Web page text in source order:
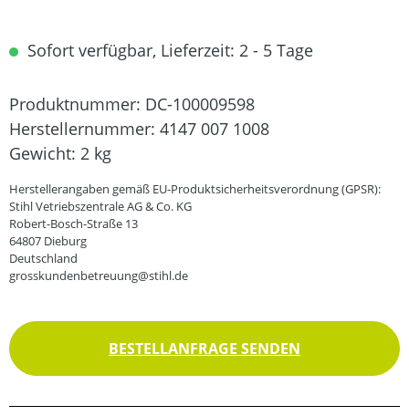
Sofort verfügbar, Lieferzeit: 2 - 5 Tage
Produktnummer: DC-100009598
Herstellernummer: 4147 007 1008
Gewicht: 2 kg
Herstellerangaben gemäß EU-Produktsicherheitsverordnung (GPSR):
Stihl Vetriebszentrale AG & Co. KG
Robert-Bosch-Straße 13
64807 Dieburg
Deutschland
grosskundenbetreuung@stihl.de
BESTELLANFRAGE SENDEN